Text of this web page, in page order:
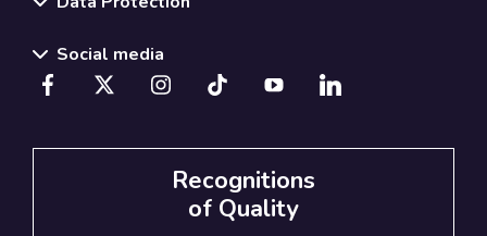
Social media
Recognitions
of Quality